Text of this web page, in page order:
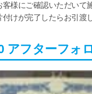
様にご確認いただいて
けが完了したらお引渡
アフターフォ